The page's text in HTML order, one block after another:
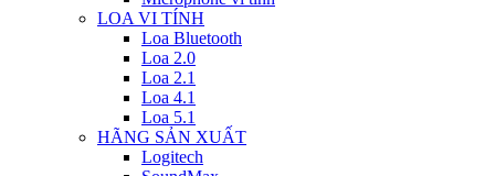
LOA VI TÍNH
Loa Bluetooth
Loa 2.0
Loa 2.1
Loa 4.1
Loa 5.1
HÃNG SẢN XUẤT
Logitech